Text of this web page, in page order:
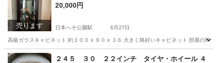
売ります
20,000円
日本へそ公園駅 6月27日
高級ガラスキャビネット 約２００ x ９０ x ３６ 大きく格好いキャビネット 部屋の間
兵庫 西脇市 日本へそ公園駅 収納家具 ガラス
２４５ ３０ ２２インチ タイヤ・ホイール ４